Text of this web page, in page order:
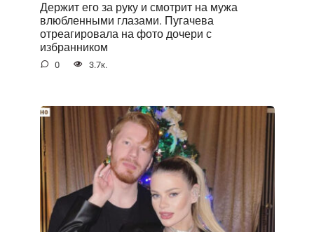
Держит его за руку и смотрит на мужа
влюбленными глазами. Пугачева
отреагировала на фото дочери с
избранником
0 3.7к.